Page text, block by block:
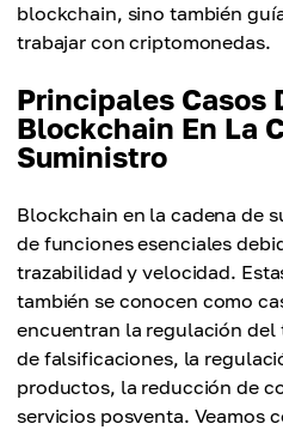
blockchain, sino también
trabajar con criptomonedas.
Principales Casos
Blockchain En La
Suministro
Blockchain en la cadena de
de funciones esenciales
trazabilidad y velocidad.
también se conocen como
encuentran la regulación
de falsificaciones, la
productos, la reducción de
servicios posventa. Veamos